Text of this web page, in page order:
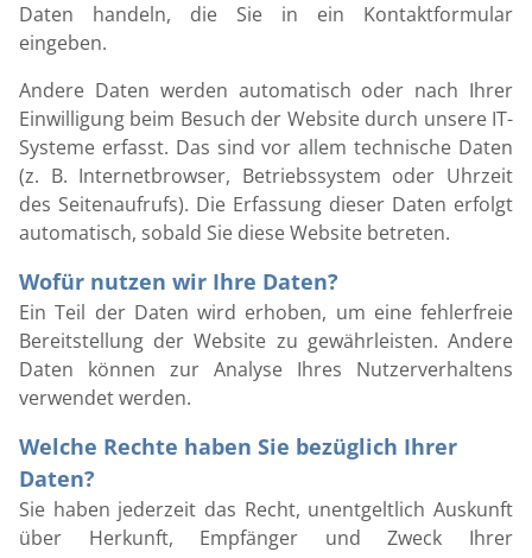
Daten handeln, die Sie in ein Kontaktformular
eingeben.
Andere Daten werden automatisch oder nach Ihrer
Einwilligung beim Besuch der Website durch unsere IT-
Systeme erfasst. Das sind vor allem technische Daten
(z. B. Internetbrowser, Betriebssystem oder Uhrzeit
des Seitenaufrufs). Die Erfassung dieser Daten erfolgt
automatisch, sobald Sie diese Website betreten.
Wofür nutzen wir Ihre Daten?
Ein Teil der Daten wird erhoben, um eine fehlerfreie
Bereitstellung der Website zu gewährleisten. Andere
Daten können zur Analyse Ihres Nutzerverhaltens
verwendet werden.
Welche Rechte haben Sie bezüglich Ihrer
Daten?
Sie haben jederzeit das Recht, unentgeltlich Auskunft
über Herkunft, Empfänger und Zweck Ihrer